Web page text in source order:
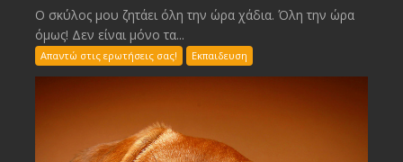
Ο σκύλος μου ζητάει όλη την ώρα χάδια. Όλη την ώρα
όμως! Δεν είναι μόνο τα...
Απαντώ στις ερωτήσεις σας! Εκπαιδευση